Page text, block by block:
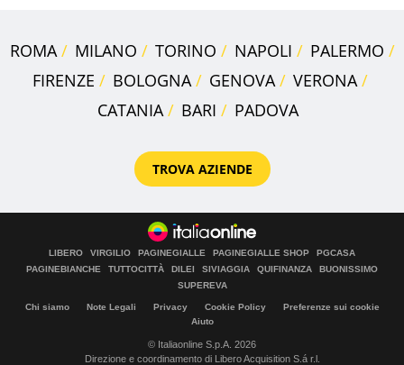
ROMA MILANO TORINO NAPOLI
PALERMO
FIRENZE
BOLOGNA GENOVA
VERONA
CATANIA
BARI PADOVA
TROVA AZIENDE
LIBERO VIRGILIO PAGINEGIALLE PAGINEGIALLE SHOP
PGCASA
PAGINEBIANCHE
TUTTOCITTÀ DILEI SIVIAGGIA QUIFINANZA
BUONISSIMO
SUPEREVA
Chi siamo Note Legali Privacy Cookie Policy
Preferenze sui cookie
Aiuto
© Italiaonline S.p.A. 2026
Direzione e coordinamento di Libero Acquisition S.á r.l.